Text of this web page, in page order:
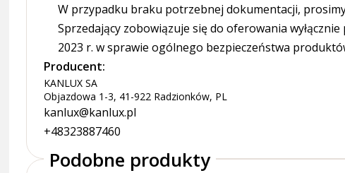
W przypadku braku potrzebnej dokumentacji,
Sprzedający zobowiązuje się do oferowania
2023 r. w sprawie ogólnego bezpieczeństwa
Producent:
KANLUX SA
Objazdowa 1-3, 41-922 Radzionków, PL
kanlux@kanlux.pl
+48323887460
Podobne produkty